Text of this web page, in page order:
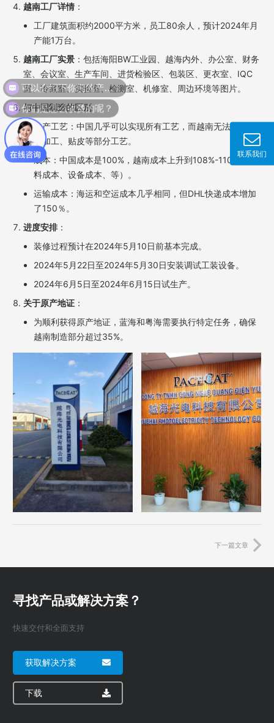
越南工厂详情：
工厂建筑面积约2000平方米，员工80余人，预计2024年月
产能1万台。
越南工厂实景：包括海阳BW工业园、越海内外、办公室、财务
室、会议室、生产车间、进货检验区、包装区、更衣室、IQC
室、冷藏室、实验室、检测室、机修室、周边环境等图片。
与中国制造的区别：
生产工艺：中国几乎可以实现所有工艺，而越南无法实现金
属加工、贴皮等部分工艺。
成本：中国成本是100%，越南成本上升到108%-110%（材
料成本、设备成本、等）。
运输成本：海运和空运成本几乎相同，但DHL快递成本增加
了150％。
进度安排：
装修过程预计在2024年5月10日前基本完成。
2024年5月22日至2024年5月30日安装调试工装设备。
2024年6月5日至2024年6月15日试生产。
关于原产地证：
为顺利获得原产地证，蓝海和粤海需要执行特定任务，确保
越南制造部分超过35%。
下一篇文章
寻找产品或解决方案？
快速交付和全面支持
获取解决方案
下载
联系我们
可以介绍下你们的产品么？
你们是怎么收费的呢？